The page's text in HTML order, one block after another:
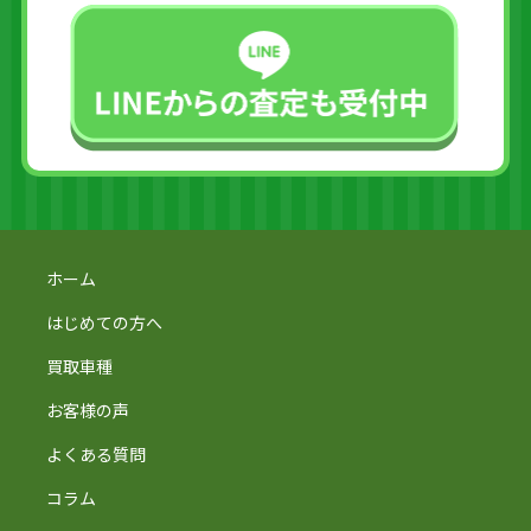
ホーム
はじめての方へ
買取車種
お客様の声
よくある質問
コラム